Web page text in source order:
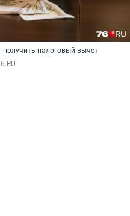
налоговый вычет